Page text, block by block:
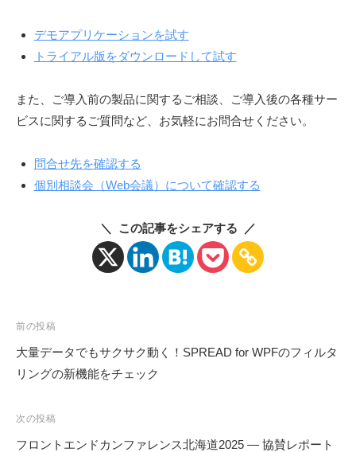
デモアプリケーションを試す
トライアル版をダウンロードして試す
また、ご導入前の製品に関するご相談、ご導入後の各種サー
ビスに関するご質問など、お気軽にお問合せください。
問合せ先を確認する
個別相談会（Web会議）について確認する
＼ この記事をシェアする ／
投
稿
ナ
ゲ
ー
前の投稿
大量データでもサクサク動く！SPREAD for WPFのフィルタ
リングの新機能をチェック
次の投稿
フロントエンドカンファレンス北海道2025 ― 協賛レポート